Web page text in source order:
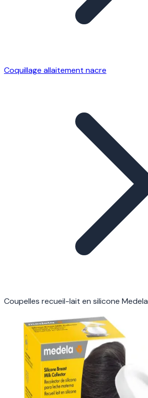
Coquillage allaitement nacre
Coupelles recueil-lait en silicone Medela